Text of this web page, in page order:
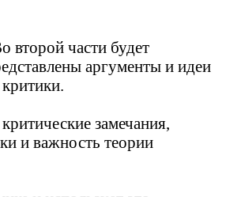
второй части будет
аргументы и идеи
замечания,
и важность теории